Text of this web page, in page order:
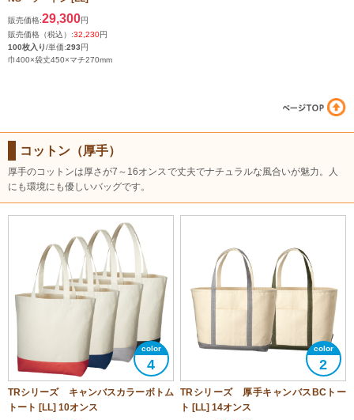
販売価格:29,300円
販売価格（税込）:32,230円
100枚入り/単価:293円
巾400×袋丈450×マチ270mm
コットン（厚手）
厚手のコットンは厚さが7～16オンスで丈夫でナチュラルな風合いが魅力。人
にも環境にも優しいバッグです。
4
TRシリーズ キャンバスカラーボトム
トート [LL] 10オンス
2
TRシリーズ 厚手キャンバスBCトー
ト [LL] 14オンス